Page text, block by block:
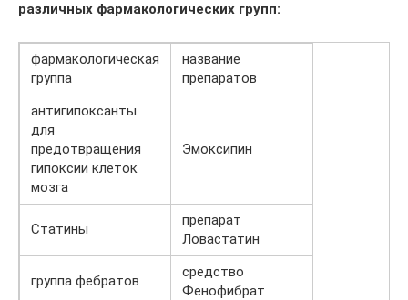
различных фармакологических групп:
фармакологическая
группа
название
препаратов
антигипоксанты
для
предотвращения
гипоксии клеток
мозга
Эмоксипин
Статины
препарат
Ловастатин
группа фебратов
средство
Фенофибрат